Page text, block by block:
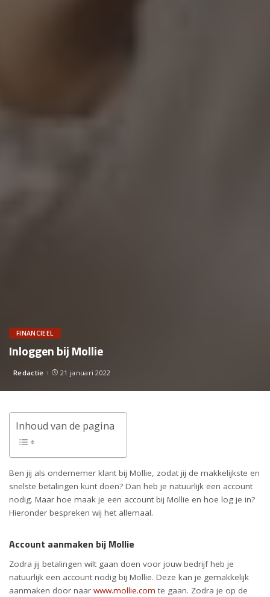
FINANCIEEL
Inloggen bij Mollie
Posted
Redactie 21 januari 2022
Inhoud van de pagina
Ben jij als ondernemer klant bij Mollie, zodat jij de makkelijkste en
snelste betalingen kunt doen? Dan heb je natuurlijk een account
nodig. Maar hoe maak je een account bij Mollie en hoe log je in?
Hieronder bespreken wij het allemaal.
Account aanmaken bij Mollie
Zodra jij betalingen wilt gaan doen voor jouw bedrijf heb je
natuurlijk een account nodig bij Mollie. Deze kan je gemakkelijk
aanmaken door naar www.mollie.com te gaan. Zodra je op de